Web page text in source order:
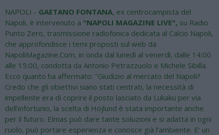
NAPOLI - GAETANO FONTANA, ex centrocampista del
Napoli, è intervenuto a "NAPOLI MAGAZINE LIVE", su Radio
Punto Zero, trasmissione radiofonica dedicata al Calcio Napoli,
che approfondisce i temi proposti sul web da
NapoliMagazine.Com, in onda dal lunedì al venerdì, dalle 14:00
alle 15:00, condotta da Antonio Petrazzuolo e Michele Sibilla.
Ecco quanto ha affermato: "Giudizio al mercato del Napoli?
Credo che gli obiettivi siano stati centrati, la necessità di
impellente era di coprire il posto lasciato da Lukaku per via
dell’infortunio, la scelta di Hojlund è stata importante anche
per il futuro. Elmas può dare tante soluzioni e si adatta in ogni
ruolo, può portare esperienza e conosce già l’ambiente. E’ un